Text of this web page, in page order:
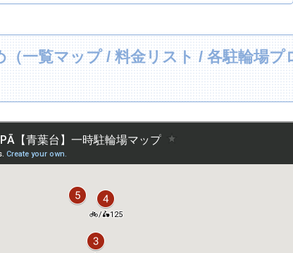
一覧マップ / 料金リスト / 各駐輪場プ